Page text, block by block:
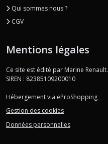
Qui sommes nous ?
CGV
Mentions légales
Ce site est édité par Marine Renault.
SIREN : 82385109200010
Hébergement via eProShopping
Gestion des cookies
Données personnelles